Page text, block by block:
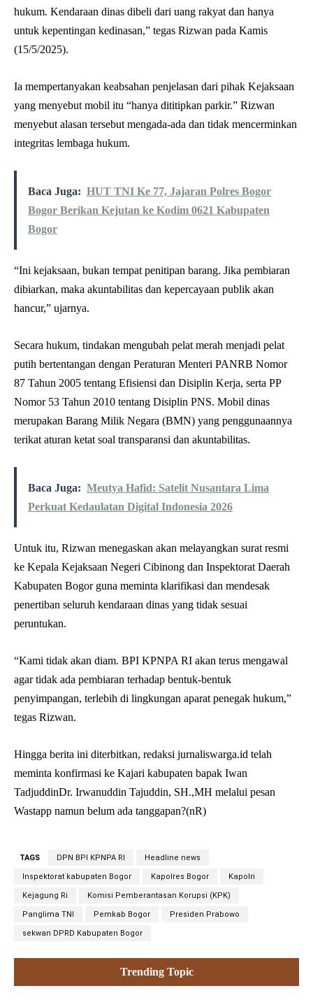
hukum. Kendaraan dinas dibeli dari uang rakyat dan hanya
untuk kepentingan kedinasan,” tegas Rizwan pada Kamis
(15/5/2025).
Ia mempertanyakan keabsahan penjelasan dari pihak Kejaksaan
yang menyebut mobil itu “hanya dititipkan parkir.” Rizwan
menyebut alasan tersebut mengada-ada dan tidak mencerminkan
integritas lembaga hukum.
Baca Juga: HUT TNI Ke 77, Jajaran Polres Bogor
Bogor Berikan Kejutan ke Kodim 0621 Kabupaten
Bogor
“Ini kejaksaan, bukan tempat penitipan barang. Jika pembiaran
dibiarkan, maka akuntabilitas dan kepercayaan publik akan
hancur,” ujarnya.
Secara hukum, tindakan mengubah pelat merah menjadi pelat
putih bertentangan dengan Peraturan Menteri PANRB Nomor
87 Tahun 2005 tentang Efisiensi dan Disiplin Kerja, serta PP
Nomor 53 Tahun 2010 tentang Disiplin PNS. Mobil dinas
merupakan Barang Milik Negara (BMN) yang penggunaannya
terikat aturan ketat soal transparansi dan akuntabilitas.
Baca Juga: Meutya Hafid: Satelit Nusantara Lima
Perkuat Kedaulatan Digital Indonesia 2026
Untuk itu, Rizwan menegaskan akan melayangkan surat resmi
ke Kepala Kejaksaan Negeri Cibinong dan Inspektorat Daerah
Kabupaten Bogor guna meminta klarifikasi dan mendesak
penertiban seluruh kendaraan dinas yang tidak sesuai
peruntukan.
“Kami tidak akan diam. BPI KPNPA RI akan terus mengawal
agar tidak ada pembiaran terhadap bentuk-bentuk
penyimpangan, terlebih di lingkungan aparat penegak hukum,”
tegas Rizwan.
Hingga berita ini diterbitkan, redaksi jurnaliswarga.id telah
meminta konfirmasi ke Kajari kabupaten bapak Iwan
TadjuddinDr. Irwanuddin Tajuddin, SH.,MH melalui pesan
Wastapp namun belum ada tanggapan?(nR)
TAGS DPN BPI KPNPA RI Headline news
Inspektorat kabupaten Bogor Kapolres Bogor Kapolri
Kejagung Ri Komisi Pemberantasan Korupsi (KPK)
Panglima TNI Pemkab Bogor Presiden Prabowo
sekwan DPRD Kabupaten Bogor
Trending Topic